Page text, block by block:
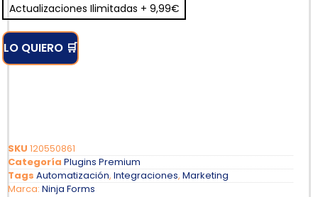
Actualizaciones Ilimitadas + 9,99€
LO QUIERO 🛒
SKU 120550861
Categoría Plugins Premium
Tags Automatización, Integraciones, Marketing
Marca: Ninja Forms